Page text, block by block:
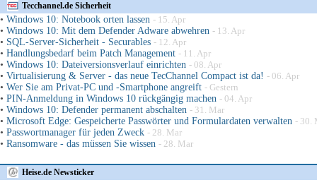
Tecchannel.de Sicherheit
• Windows 10: Notebook orten lassen - 15. Apr
• Windows 10: Mit dem Defender Adware abwehren - 13. Apr
• SQL-Server-Sicherheit - Securables - 12. Apr
• Handlungsbedarf beim Patch Management - 11. Apr
• Windows 10: Dateiversionsverlauf einrichten - 08. Apr
• Virtualisierung & Server - das neue TecChannel Compact ist da! - 06. Apr
• Wer Sie am Privat-PC und -Smartphone angreift - Gestern
• PIN-Anmeldung in Windows 10 rückgängig machen - 04. Apr
• Windows 10: Defender permanent abschalten - 31. Mar
• Microsoft Edge: Gespeicherte Passwörter und Formulardaten verwalten - 30.
• Passwortmanager für jeden Zweck - 28. Mar
• Ransomware - das müssen Sie wissen - 28. Mar
Heise.de Newsticker